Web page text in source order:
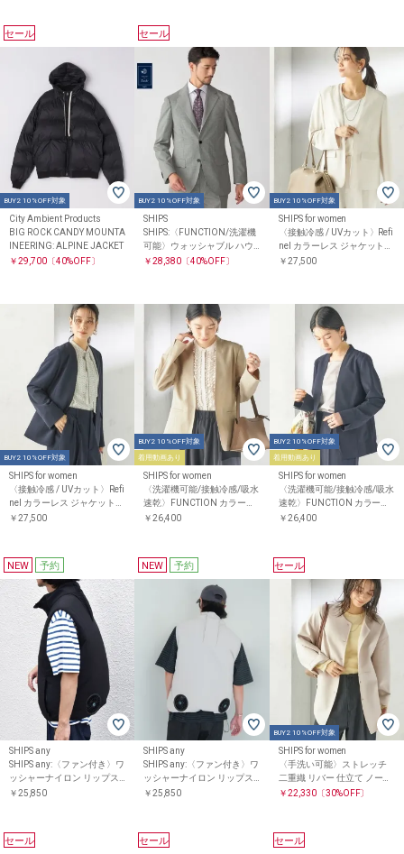
セール
BUY2 10%OFF対象
City Ambient Products
BIG ROCK CANDY MOUNTA
INEERING: ALPINE JACKET
￥29,700〔40%OFF〕
セール
BUY2 10%OFF対象
SHIPS
SHIPS:〈FUNCTION/洗濯機
可能〉ウォッシャブル ハウ
ンドトゥース ジャケット(セ
￥28,380 〔40%OFF〕
BUY2 10%OFF対象
SHIPS for women
〈接触冷感 / UVカット〉Refi
nel カラーレス ジャケット
（セレモニー対応可）
￥27,500
BUY2 10%OFF対象
SHIPS for women
〈接触冷感 / UVカット〉Refi
nel カラーレス ジャケット
（セレモニー対応可）
￥27,500
BUY2 10%OFF対象
着用動画あり
SHIPS for women
〈洗濯機可能/接触冷感/吸水
速乾〉FUNCTION カラーレ
ス ジャケット（セットアッ
￥26,400
BUY2 10%OFF対象
着用動画あり
SHIPS for women
〈洗濯機可能/接触冷感/吸水
速乾〉FUNCTION カラーレ
ス ジャケット（セットアッ
￥26,400
NEW 予約
SHIPS any
SHIPS any:〈ファン付き〉ワ
ッシャーナイロン リップス
トップ スタンドジップ ベス
￥25,850
NEW 予約
SHIPS any
SHIPS any:〈ファン付き〉ワ
ッシャーナイロン リップス
トップ スタンドジップ ベス
￥25,850
セール
BUY2 10%OFF対象
SHIPS for women
〈手洗い可能〉ストレッチ
二重織 リバー 仕立て ノーカ
ラー コート
￥22,330〔30%OFF〕
セール セール セール